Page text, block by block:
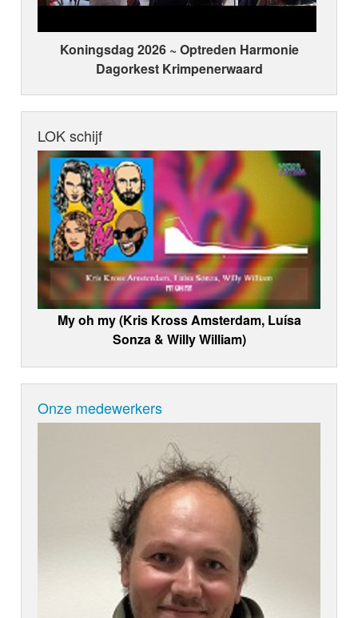
Koningsdag 2026 ~ Optreden Harmonie
Dagorkest Krimpenerwaard
LOK schijf
My oh my (Kris Kross Amsterdam, Luísa
Sonza & Willy William)
Onze medewerkers